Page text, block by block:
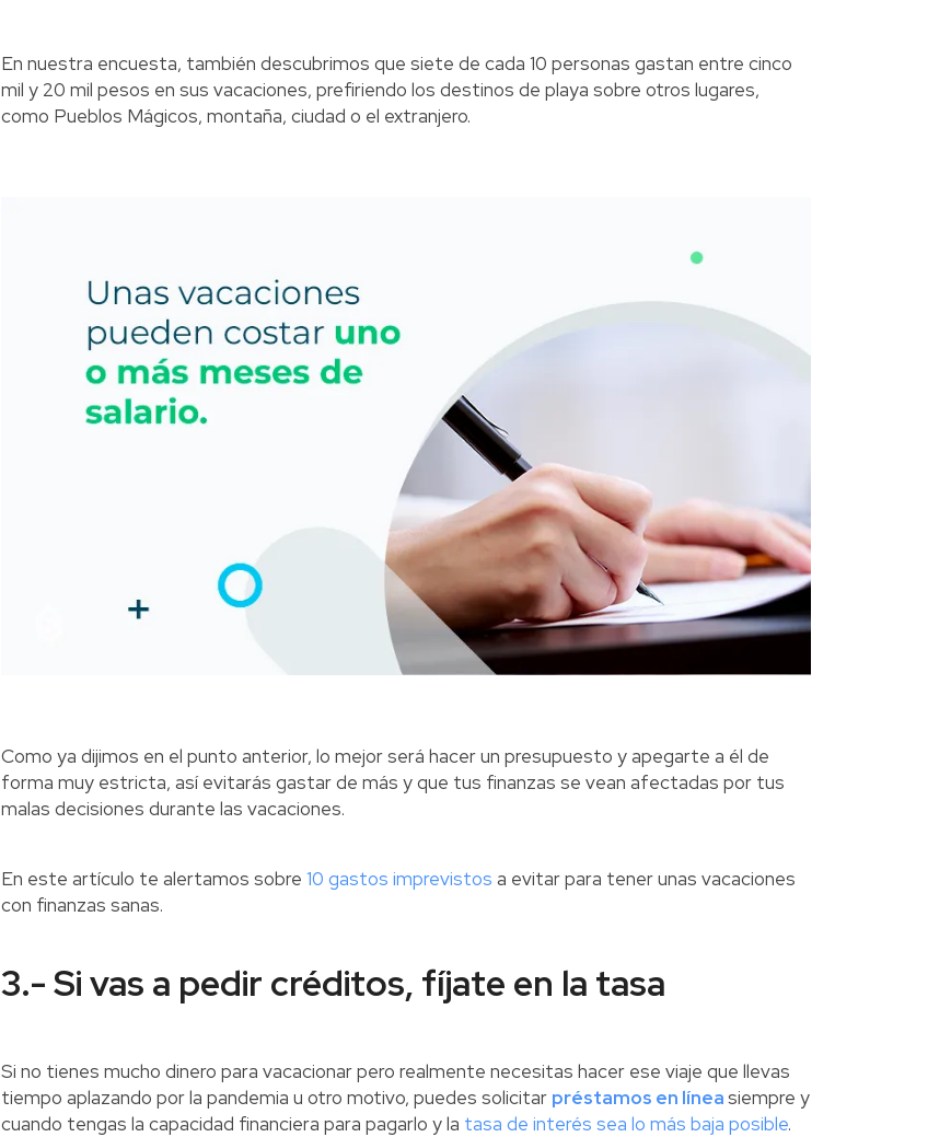
En nuestra encuesta, también descubrimos que siete de cada 10 personas gastan entre cinco
mil y 20 mil pesos en sus vacaciones, prefiriendo los destinos de playa sobre otros lugares,
como Pueblos Mágicos, montaña, ciudad o el extranjero.
Como ya dijimos en el punto anterior, lo mejor será hacer un presupuesto y apegarte a él de
forma muy estricta, así evitarás gastar de más y que tus finanzas se vean afectadas por tus
malas decisiones durante las vacaciones.
En este artículo te alertamos sobre10 gastos imprevistos a evitar para tener unas vacaciones
con finanzas sanas.
3.- Si vas a pedir créditos, fíjate en la tasa
Si no tienes mucho dinero para vacacionar pero realmente necesitas hacer ese viaje que llevas
tiempo aplazando por la pandemia u otro motivo, puedes solicitar préstamos en líneasiempre y
cuando tengas la capacidad financiera para pagarlo y la tasa de interés sea lo más baja posible.